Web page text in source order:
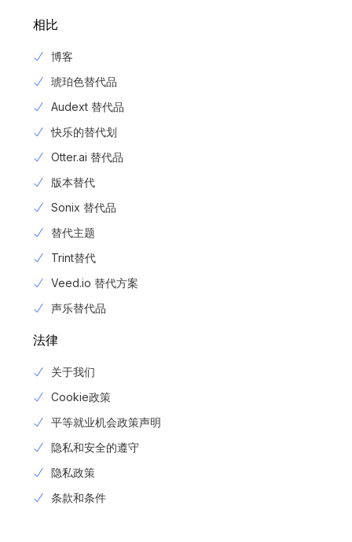
相比
博客
琥珀色替代品
Audext 替代品
快乐的替代划
Otter.ai 替代品
版本替代
Sonix 替代品
替代主题
Trint替代
Veed.io 替代方案
声乐替代品
法律
关于我们
Cookie政策
平等就业机会政策声明
隐私和安全的遵守
隐私政策
条款和条件